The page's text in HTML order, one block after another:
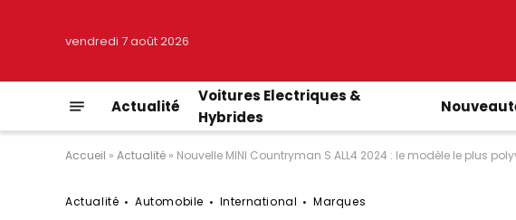
vendredi 7 août 2026
Actualité
Voitures Electriques &
Hybrides
Accueil » Actualité » Nouvelle MINI Countryman S ALL4 2024 : le modèle le plus
Actualité Automobile International Marques